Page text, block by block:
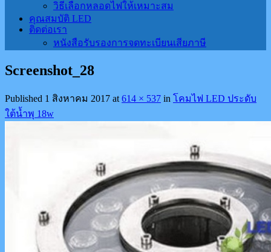
วิธีเลือกหลอดไฟให้เหมาะสม
คุณสมบัติ LED
ติดต่อเรา
หนังสือรับรองการจดทะเบียนเสียภาษี
Screenshot_28
Published 1 สิงหาคม 2017 at 614 × 537 in โคมไฟ LED ประดับ
ใต้น้ำพุ 18w